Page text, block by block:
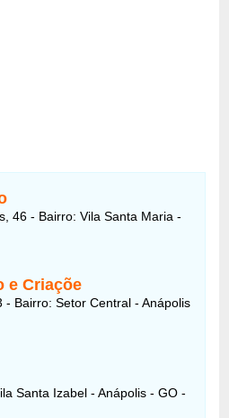
46 - Bairro: Vila Santa Maria -
e Criaçõe
- Bairro: Setor Central - Anápolis
Santa Izabel - Anápolis - GO -